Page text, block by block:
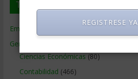
Temas de Gerencia
Empresas de Gerencia
Gerencia
Ciencias Económicas (80)
Contabilidad (466)
REGISTRESE YA